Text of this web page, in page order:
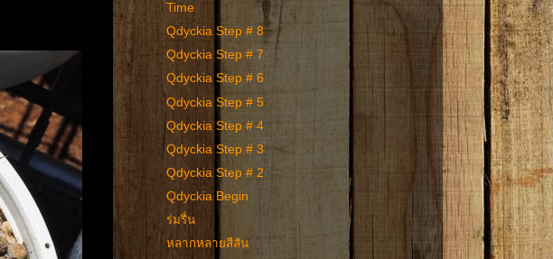
Time
Qdyckia Step # 8
Qdyckia Step # 7
Qdyckia Step # 6
Qdyckia Step # 5
Qdyckia Step # 4
Qdyckia Step # 3
Qdyckia Step # 2
Qdyckia Begin
ร่มรื่น
หลากหลายสีสัน